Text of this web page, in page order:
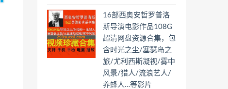
16部西奥安哲罗普洛
斯导演电影作品108G
超清网盘资源合集，包
含时光之尘/塞瑟岛之
旅/尤利西斯凝视/雾中
风景/猎人/流浪艺人/
养蜂人…等影片